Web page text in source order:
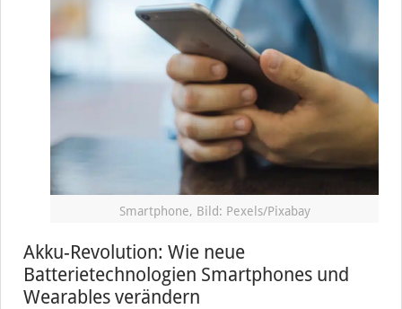
Smartphone, Bild: Pexels/Pixabay
Akku-Revolution: Wie neue
Batterietechnologien Smartphones und
Wearables verändern